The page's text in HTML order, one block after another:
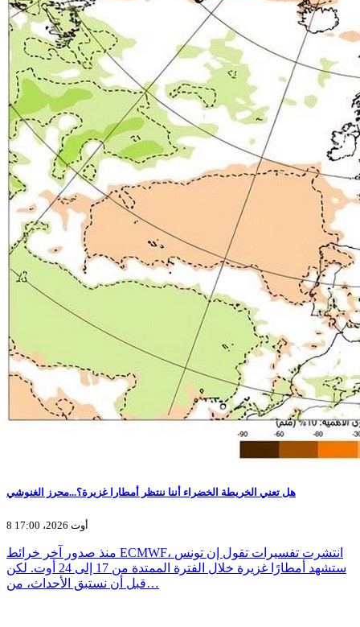
هل تعني الخريطة الخضراء أننا ننتظر أمطارا غزيرة؟...محرز الغنوشي
8 أوت 2026، 17:00
منذ صدور آخر خرائط ECMWF، انتشرت تفسيرات تقول إن تونس
ستشهد أمطارًا غزيرة خلال الفترة الممتدة من 17 إلى 24 أوت. لكن
قبل أن نستبق الأحداث، من…